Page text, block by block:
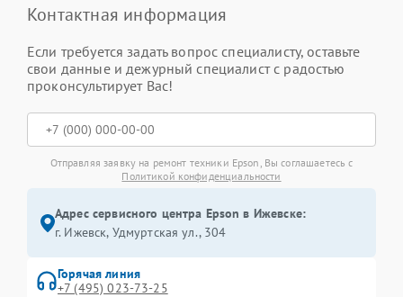
Контактная информация
Если требуется задать вопрос специалисту, оставьте
свои данные и дежурный специалист с радостью
проконсультирует Вас!
Отправляя заявку на ремонт техники Epson, Вы соглашаетесь с
Политикой конфиденциальности
Адрес сервисного центра Epson в Ижевске:
г. Ижевск, Удмуртская ул., 304
Горячая линия
+7 (495) 023-73-25